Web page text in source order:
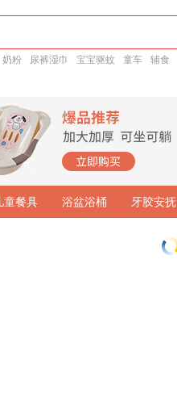
奶粉 尿裤湿巾 宝宝驱蚊 童车 辅食
童餐具 浴盆浴桶 牙胶安抚